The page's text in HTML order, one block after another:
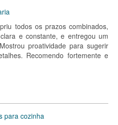
todos os prazos combinados,
e constante, e entregou um
proatividade para sugerir
Recomendo fortemente e
para cozinha